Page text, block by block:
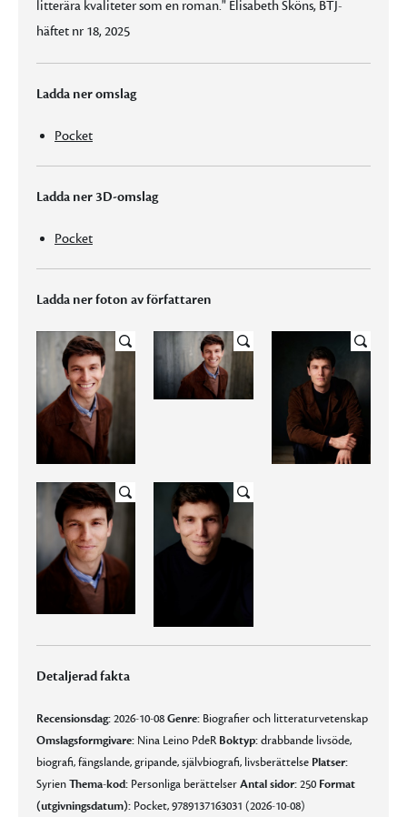
litterära kvaliteter som en roman." Elisabeth Sköns, BTJ-
häftet nr 18, 2025
Ladda ner omslag
Pocket
Ladda ner 3D-omslag
Pocket
Ladda ner foton av författaren
Detaljerad fakta
Recensionsdag:2026-10-08Genre: Biografier och litteraturvetenskap
Omslagsformgivare: Nina Leino PdeRBoktyp:drabbande livsöde,
biografi, fängslande, gripande, självbiografi, livsberättelse Platser:
SyrienThema-kod: Personliga berättelserAntal sidor:250 Format
(utgivningsdatum): Pocket, 9789137163031 (2026-10-08)